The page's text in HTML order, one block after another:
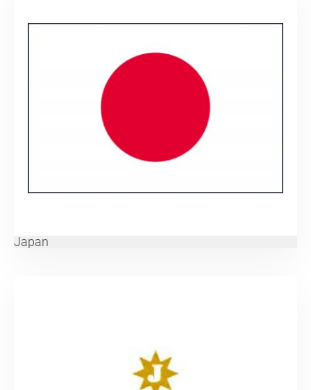
Japan